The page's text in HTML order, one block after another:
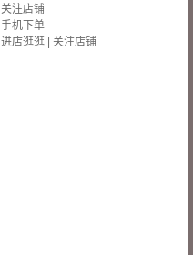
关注店铺
手机下单
进店逛逛
关注店铺